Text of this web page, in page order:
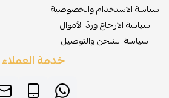
سياسة الاستخدام والخصوصية
سياسة الارجاع وردّ الأموال
سياسة الشحن والتوصيل
خدمة العملاء